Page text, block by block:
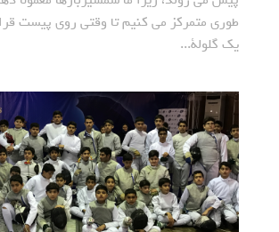
طوری متمرکز می کنیم تا وقتی روی پیست
یک گلولة...